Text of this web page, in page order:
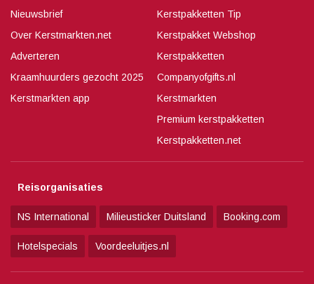
Nieuwsbrief
Over Kerstmarkten.net
Adverteren
Kraamhuurders gezocht 2025
Kerstmarkten app
Kerstpakketten Tip
Kerstpakket Webshop
Kerstpakketten
Companyofgifts.nl
Kerstmarkten
Premium kerstpakketten
Kerstpakketten.net
Reisorganisaties
NS International Milieusticker Duitsland Booking.com
Hotelspecials Voordeeluitjes.nl